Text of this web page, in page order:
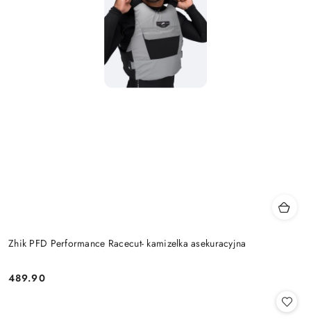
Zhik PFD Performance Racecut- kamizelka asekuracyjna
Cena:
489.90